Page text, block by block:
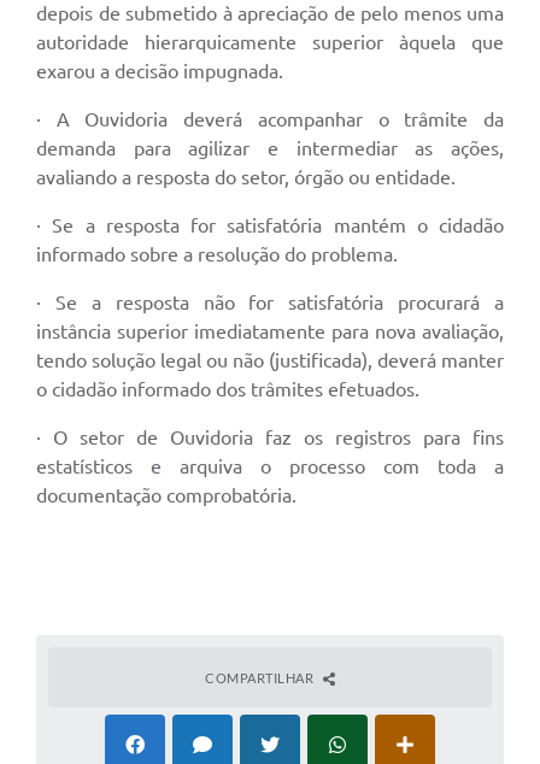
depois de submetido à apreciação de pelo menos uma
autoridade hierarquicamente superior àquela que
exarou a decisão impugnada.
· A Ouvidoria deverá acompanhar o trâmite da
demanda para agilizar e intermediar as ações,
avaliando a resposta do setor, órgão ou entidade.
· Se a resposta for satisfatória mantém o cidadão
informado sobre a resolução do problema.
· Se a resposta não for satisfatória procurará a
instância superior imediatamente para nova avaliação,
tendo solução legal ou não (justificada), deverá manter
o cidadão informado dos trâmites efetuados.
· O setor de Ouvidoria faz os registros para fins
estatísticos e arquiva o processo com toda a
documentação comprobatória.
COMPARTILHAR